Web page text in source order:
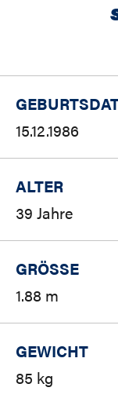
15.12.1986
ALTER
39 Jahre
GRÖSSE
1.88 m
GEWICHT
85 kg